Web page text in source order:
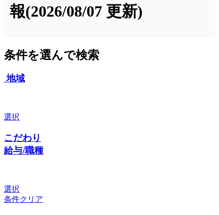
報(2026/08/07 更新)
条件を選んで検索
地域
選択
こだわり
給与/職種
選択
条件クリア